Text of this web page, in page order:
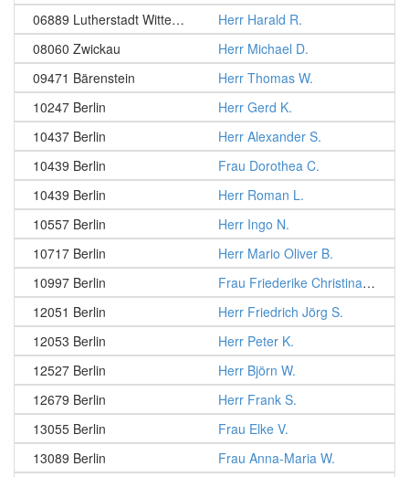
06889 Lutherstadt Wittenberg
Herr Harald R.
08060 Zwickau
Herr Michael D.
09471 Bärenstein
Herr Thomas W.
10247 Berlin
Herr Gerd K.
10437 Berlin
Herr Alexander S.
10439 Berlin
Frau Dorothea C.
10439 Berlin
Herr Roman L.
10557 Berlin
Herr Ingo N.
10717 Berlin
Herr Mario Oliver B.
10997 Berlin
Frau Friederike Christina B.
12051 Berlin
Herr Friedrich Jörg S.
12053 Berlin
Herr Peter K.
12527 Berlin
Herr Björn W.
12679 Berlin
Herr Frank S.
13055 Berlin
Frau Elke V.
13089 Berlin
Frau Anna-Maria W.